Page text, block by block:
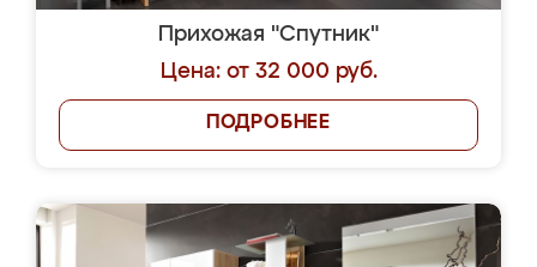
Прихожая "Спутник"
Цена: от 32 000 руб.
ПОДРОБНЕЕ